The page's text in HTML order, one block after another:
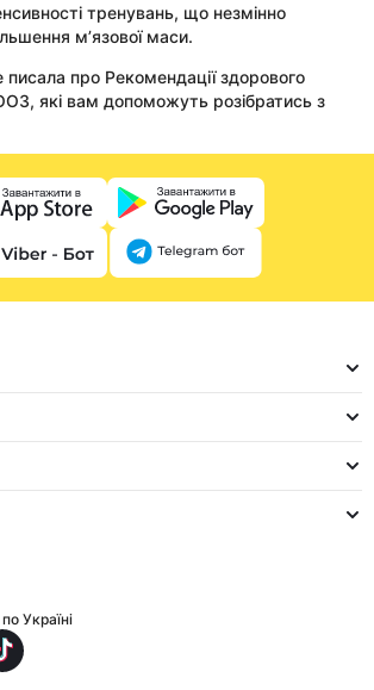
тренувань, що незмінно
м’язової маси.
про Рекомендації здорового
які вам допоможуть розібратись з
Україні